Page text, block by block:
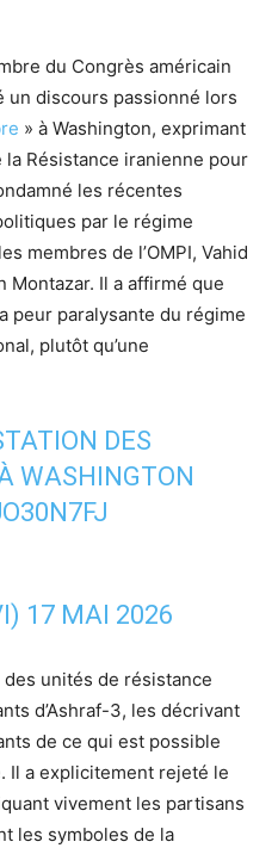
du Congrès américain
un discours passionné lors
» à Washington, exprimant
Résistance iranienne pour
les récentes
par le régime
membres de l’OMPI, Vahid
Montazar. Il a affirmé que
peur paralysante du régime
plutôt qu’une
DES
WASHINGTON
17 MAI 2026
unités de résistance
d’Ashraf-3, les décrivant
de ce qui est possible
Il a explicitement rejeté le
vivement les partisans
les symboles de la